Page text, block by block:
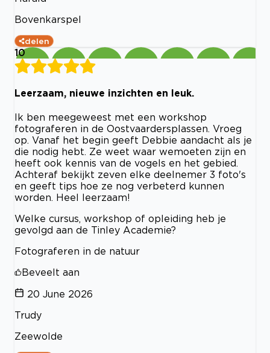
Bovenkarspel
delen
10
Leerzaam, nieuwe inzichten en leuk.
Ik ben meegeweest met een workshop
fotograferen in de Oostvaardersplassen. Vroeg
op. Vanaf het begin geeft Debbie aandacht als je
die nodig hebt. Ze weet waar wemoeten zijn en
heeft ook kennis van de vogels en het gebied.
Achteraf bekijkt zeven elke deelnemer 3 foto's
en geeft tips hoe ze nog verbeterd kunnen
worden. Heel leerzaam!
Welke cursus, workshop of opleiding heb je
gevolgd aan de Tinley Academie?
Fotograferen in de natuur
Beveelt aan
20 June 2026
Trudy
Zeewolde